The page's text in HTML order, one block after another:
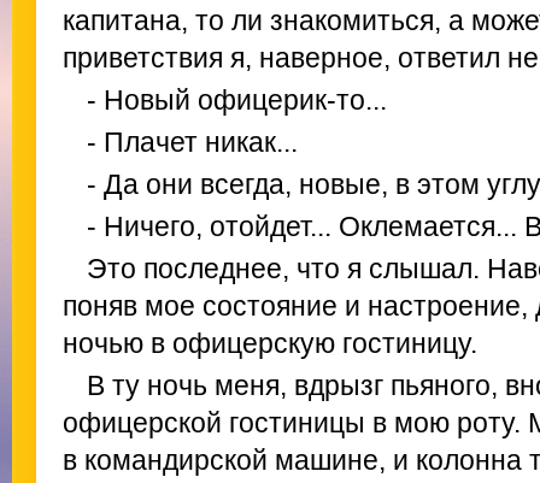
капитана, то ли знакомиться, а
приветствия я, наверное, ответил
- Новый офицерик-то...
- Плачет никак...
- Да они всегда, новые, в этом
- Ничего, отойдет... Оклемается...
Это последнее, что я слышал.
поняв мое состояние и
ночью в офицерскую гостиницу.
В ту ночь меня, вдрызг пьяного,
офицерской гостиницы в мою роту.
в командирской машине, и колонна